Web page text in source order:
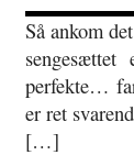
Så ankom
perfekte…
er ret
[…]